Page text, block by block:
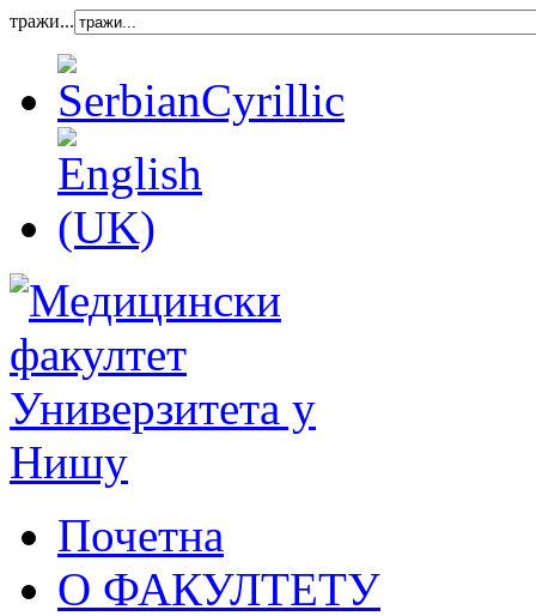
тражи...
Почетна
О ФАКУЛТЕТУ